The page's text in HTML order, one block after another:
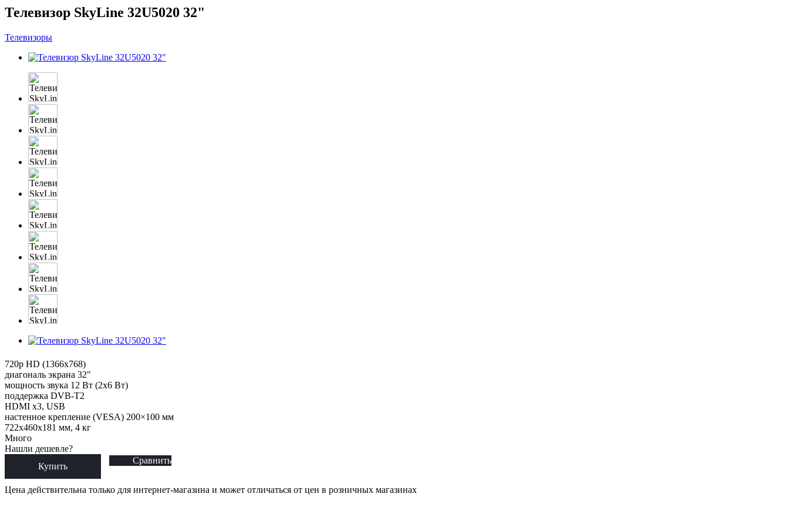
Телевизор SkyLine 32U5020 32"
Телевизоры
720p HD (1366x768)
диагональ экрана 32"
мощность звука 12 Вт (2x6 Вт)
поддержка DVB-T2
HDMI x3, USB
настенное крепление (VESA) 200×100 мм
722x460x181 мм, 4 кг
Много
Нашли дешевле?
Купить
Сравнить
Цена действительна только для интернет-магазина и может отличаться от цен в розничных магазинах